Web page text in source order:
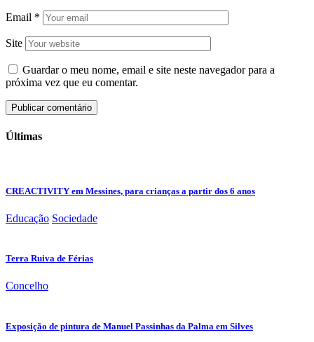
Email *
Site
Guardar o meu nome, email e site neste navegador para a
próxima vez que eu comentar.
Últimas
CREACTIVITY em Messines, para crianças a partir dos 6 anos
Educação Sociedade
Terra Ruiva de Férias
Concelho
Exposição de pintura de Manuel Passinhas da Palma em Silves